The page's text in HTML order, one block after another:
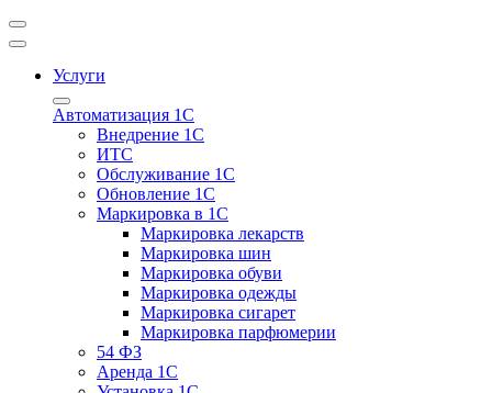
Услуги
Автоматизация 1С
Внедрение 1С
ИТС
Обслуживание 1С
Обновление 1С
Маркировка в 1С
Маркировка лекарств
Маркировка шин
Маркировка обуви
Маркировка одежды
Маркировка сигарет
Маркировка парфюмерии
54 ФЗ
Аренда 1С